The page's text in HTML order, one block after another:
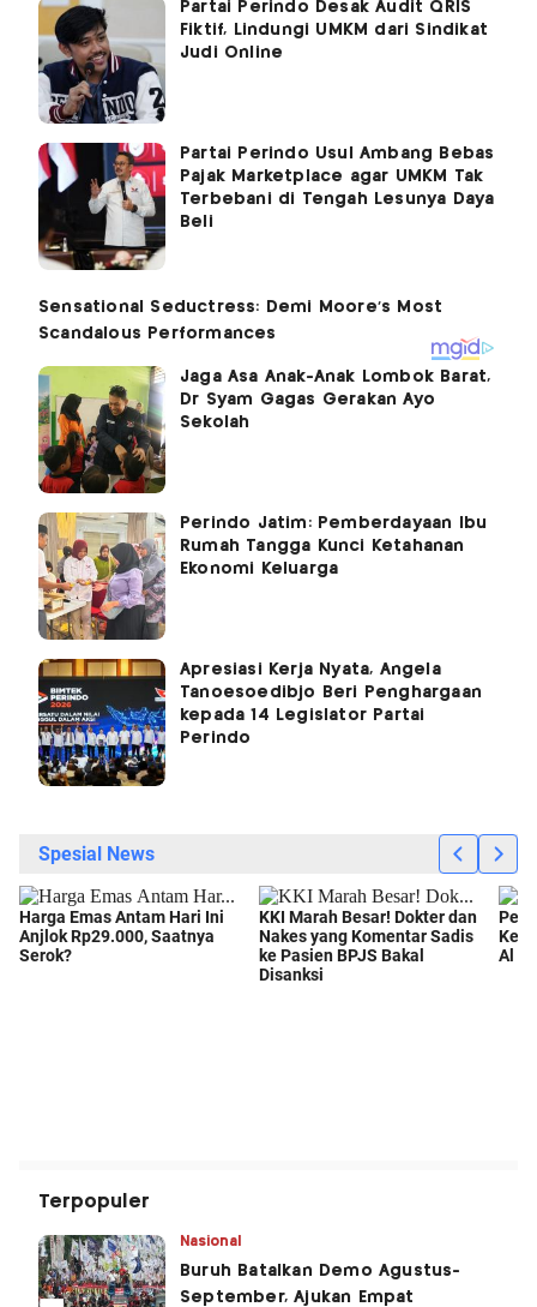
Partai Perindo Desak Audit QRIS
Fiktif, Lindungi UMKM dari Sindikat
Judi Online
Partai Perindo Usul Ambang Bebas
Pajak Marketplace agar UMKM Tak
Terbebani di Tengah Lesunya Daya
Beli
Jaga Asa Anak-Anak Lombok Barat,
Dr Syam Gagas Gerakan Ayo
Sekolah
Perindo Jatim: Pemberdayaan Ibu
Rumah Tangga Kunci Ketahanan
Ekonomi Keluarga
Apresiasi Kerja Nyata, Angela
Tanoesoedibjo Beri Penghargaan
kepada 14 Legislator Partai
Perindo
Terpopuler
Nasional
Buruh Batalkan Demo Agustus-
September, Ajukan Empat